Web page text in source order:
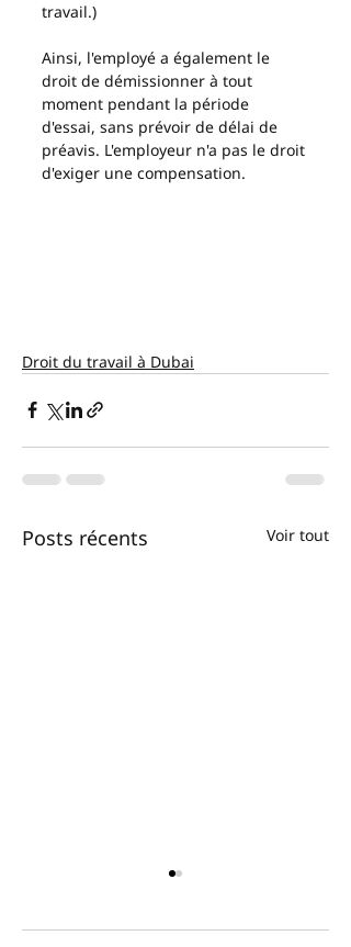
travail.)
Ainsi, l'employé a également le
droit de démissionner à tout
moment pendant la période
d'essai, sans prévoir de délai de
préavis. L'employeur n'a pas le droit
d'exiger une compensation.
Droit du travail à Dubai
Posts récents Voir tout